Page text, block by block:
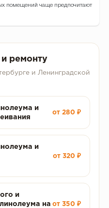
помещений чаще предпочитают
ремонту
и Ленинградской
и
от 280 ₽
и
от 320 ₽
и
на от 350 ₽